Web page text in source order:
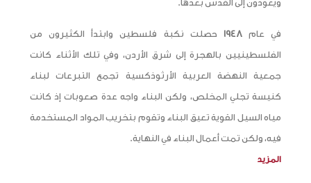
ويعودون إلى القدس بعدها.
في عام1948
حصلت نكبة فلسطين وابتدأ الكثيرون من
الفلسطينيين بالهجرة إلى شرق الأردن، وفي تلك الأثناء كانت
جمعية النهضة العربية الأرثوذكسية تجمع التبرعات لبناء
كنيسة تجلي المخلص، ولكن البناء واجه عدة صعوبات إذ كانت
مياه السيل القوية تعيق البناء وتقوم بتخريب المواد المستخدمة
فيه، ولكن تمت أعمال البناء في النهاية.
المزيد